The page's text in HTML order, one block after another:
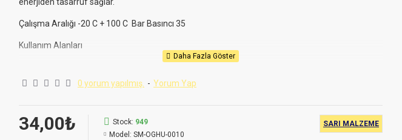
Çalışma Aralığı -20 C + 100 C Bar Basıncı 35
Kullanım Alanları
Birinci sınıf pirinçten imal edilmiştir.
Kimya Sanayi
0 yorum yapılmış. - Yorum Yap
34,00₺ Stock: 949
Model: SM-OGHU-0010
SARI MALZEME